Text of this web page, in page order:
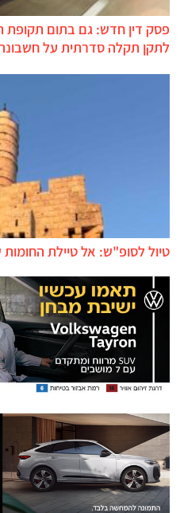
פסק דין חדש: גם בתום תקופת
לתקן תקלה סדרתית על
טיול לסופ"ש: אל טיילת